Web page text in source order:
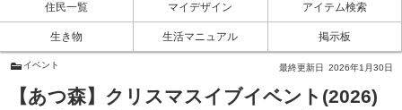
住民一覧 マイデザイン アイテム検索
生き物 生活マニュアル 掲示板
イベント 最終更新日 2026年1月30日
【あつ森】クリスマスイブイベント(2026)